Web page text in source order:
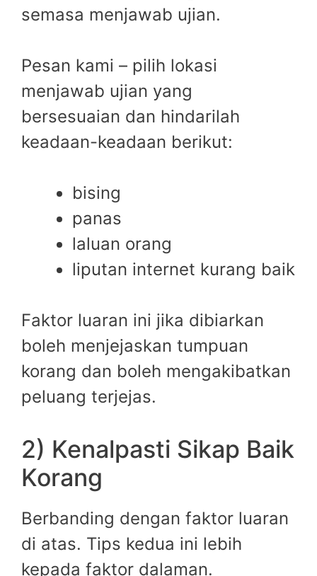
semasa menjawab ujian.
Pesan kami – pilih lokasi
menjawab ujian yang
bersesuaian dan hindarilah
keadaan-keadaan berikut:
bising
panas
laluan orang
liputan internet kurang baik
Faktor luaran ini jika dibiarkan
boleh menjejaskan tumpuan
korang dan boleh mengakibatkan
peluang terjejas.
2) Kenalpasti Sikap Baik
Korang
Berbanding dengan faktor luaran
di atas. Tips kedua ini lebih
kepada faktor dalaman.